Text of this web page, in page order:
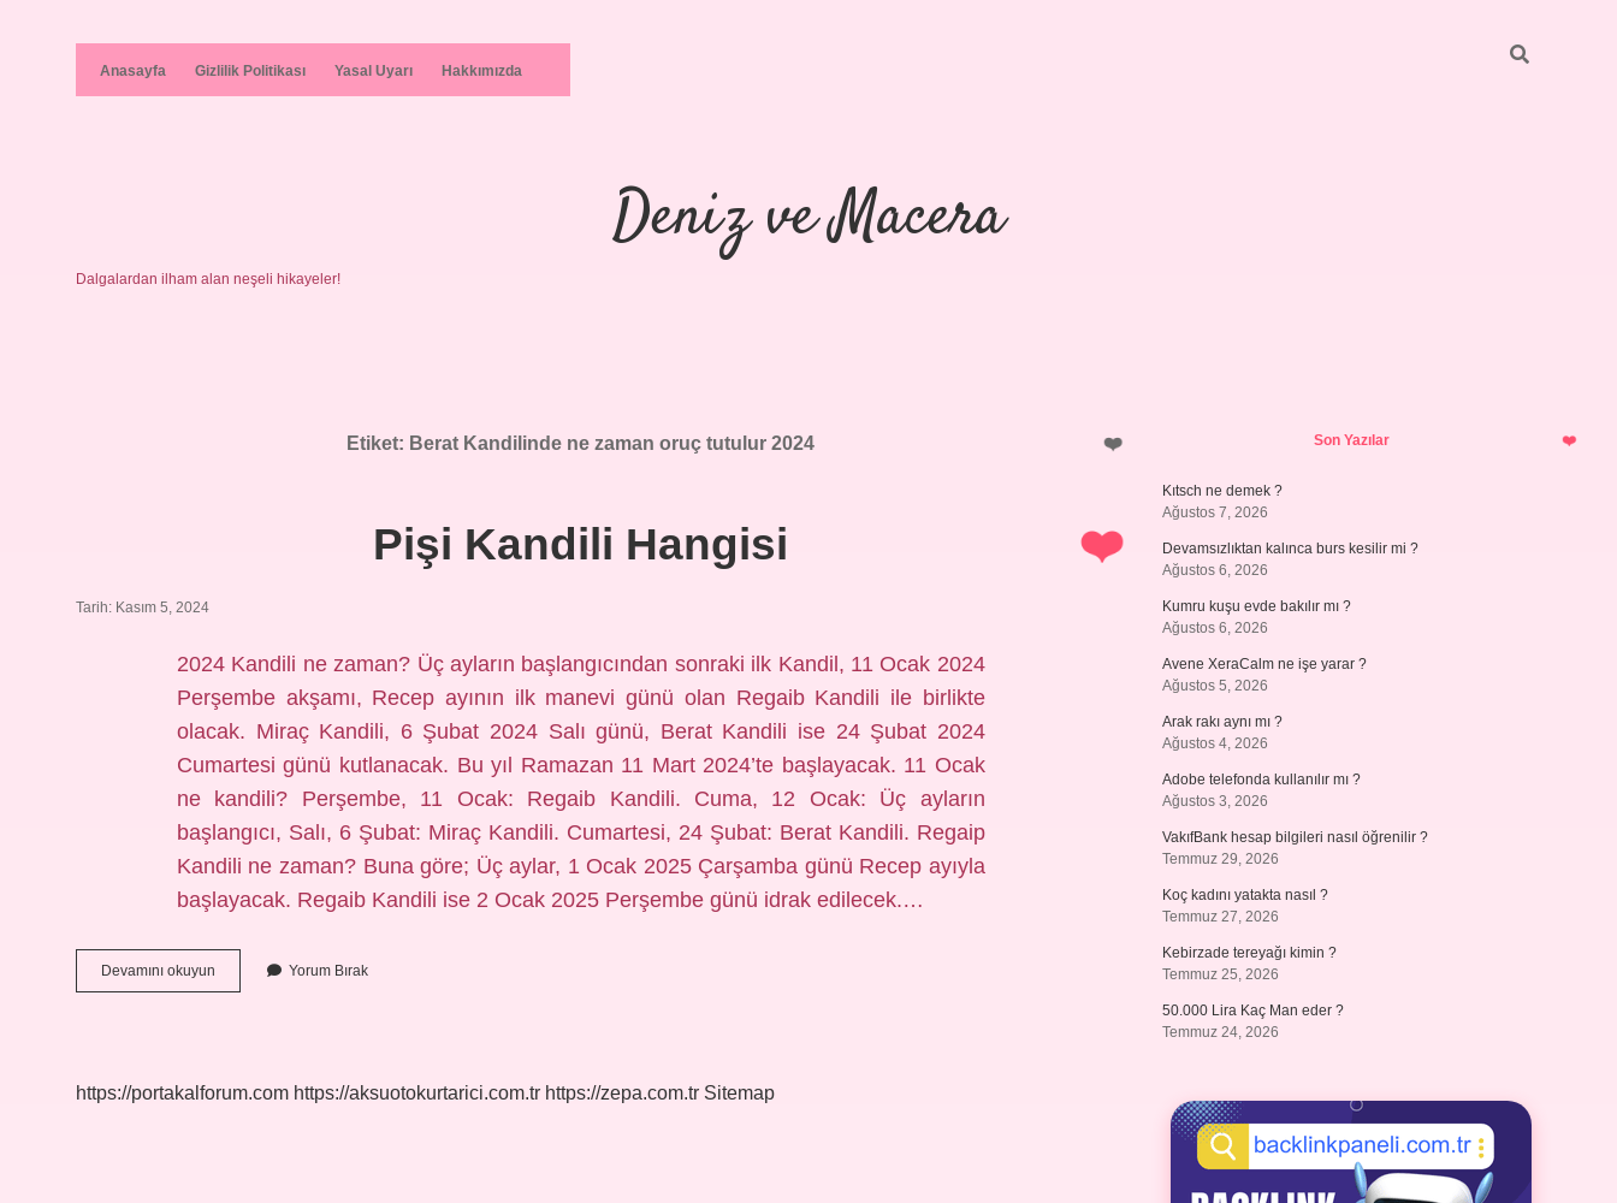
Anasayfa Gizlilik Politikası Yasal Uyarı Hakkımızda
Deniz ve Macera
Dalgalardan ilham alan neşeli hikayeler!
Etiket: Berat Kandilinde ne zaman oruç tutulur 2024
Pişi Kandili Hangisi
Tarih: Kasım 5, 2024
2024 Kandili ne zaman? Üç ayların başlangıcından sonraki ilk Kandil, 11 Ocak 2024
Perşembe akşamı, Recep ayının ilk manevi günü olan Regaib Kandili ile birlikte
olacak. Miraç Kandili, 6 Şubat 2024 Salı günü, Berat Kandili ise 24 Şubat 2024
Cumartesi günü kutlanacak. Bu yıl Ramazan 11 Mart 2024’te başlayacak. 11 Ocak
ne kandili? Perşembe, 11 Ocak: Regaib Kandili. Cuma, 12 Ocak: Üç ayların
başlangıcı, Salı, 6 Şubat: Miraç Kandili. Cumartesi, 24 Şubat: Berat Kandili. Regaip
Kandili ne zaman? Buna göre; Üç aylar, 1 Ocak 2025 Çarşamba günü Recep ayıyla
başlayacak. Regaib Kandili ise 2 Ocak 2025 Perşembe günü idrak edilecek.…
Devamını okuyun
Kandili
Yorum Bırak
https://portakalforum.com https://aksuotokurtarici.com.tr https://zepa.com.tr Sitemap
SidebarSon Yazılar
Kıtsch ne demek ?
Ağustos 7, 2026
Devamsızlıktan kalınca burs kesilir mi ?
Ağustos 6, 2026
Kumru kuşu evde bakılır mı ?
Ağustos 6, 2026
Avene XeraCalm ne işe yarar ?
Ağustos 5, 2026
Arak rakı aynı mı ?
Ağustos 4, 2026
Adobe telefonda kullanılır mı ?
Ağustos 3, 2026
VakıfBank hesap bilgileri nasıl öğrenilir ?
Temmuz 29, 2026
Koç kadını yatakta nasıl ?
Temmuz 27, 2026
Kebirzade tereyağı kimin ?
Temmuz 25, 2026
50.000 Lira Kaç Man eder ?
Temmuz 24, 2026